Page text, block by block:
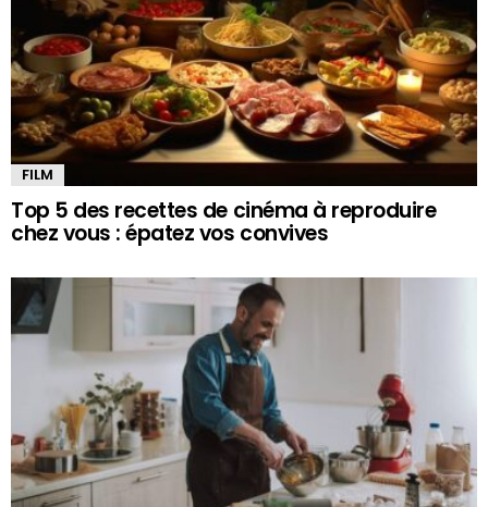
FILM
Top 5 des recettes de cinéma à reproduire
chez vous : épatez vos convives